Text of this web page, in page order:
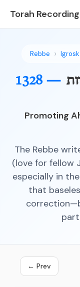
Torah
Rebbe
1328 —
Promoting
The Rebbe
(love for fellow
especially in
that
← Prev